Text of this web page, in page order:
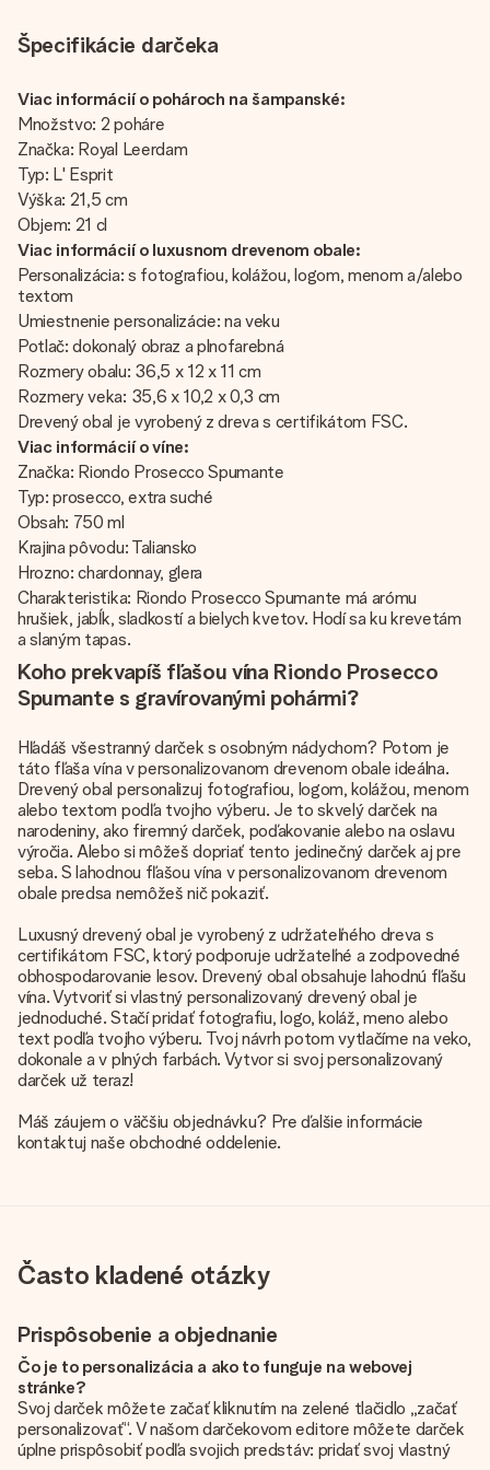
Špecifikácie darčeka
Viac informácií o pohároch na šampanské:
Množstvo: 2 poháre
Značka: Royal Leerdam
Typ: L' Esprit
Výška: 21,5 cm
Objem: 21 cl
Viac informácií o luxusnom drevenom obale:
Personalizácia: s fotografiou, kolážou, logom, menom a/alebo
textom
Umiestnenie personalizácie: na veku
Potlač: dokonalý obraz a plnofarebná
Rozmery obalu: 36,5 x 12 x 11 cm
Rozmery veka: 35,6 x 10,2 x 0,3 cm
Drevený obal je vyrobený z dreva s certifikátom FSC.
Viac informácií o víne:
Značka: Riondo Prosecco Spumante
Typ: prosecco, extra suché
Obsah: 750 ml
Krajina pôvodu: Taliansko
Hrozno: chardonnay, glera
Charakteristika: Riondo Prosecco Spumante má arómu
hrušiek, jabĺk, sladkostí a bielych kvetov. Hodí sa ku krevetám
a slaným tapas.
Koho prekvapíš fľašou vína Riondo Prosecco
Spumante s gravírovanými pohármi?
Hľadáš všestranný darček s osobným nádychom? Potom je
táto fľaša vína v personalizovanom drevenom obale ideálna.
Drevený obal personalizuj fotografiou, logom, kolážou, menom
alebo textom podľa tvojho výberu. Je to skvelý darček na
narodeniny, ako firemný darček, poďakovanie alebo na oslavu
výročia. Alebo si môžeš dopriať tento jedinečný darček aj pre
seba. S lahodnou fľašou vína v personalizovanom drevenom
obale predsa nemôžeš nič pokaziť.
Luxusný drevený obal je vyrobený z udržateľného dreva s
certifikátom FSC, ktorý podporuje udržateľné a zodpovedné
obhospodarovanie lesov. Drevený obal obsahuje lahodnú fľašu
vína. Vytvoriť si vlastný personalizovaný drevený obal je
jednoduché. Stačí pridať fotografiu, logo, koláž, meno alebo
text podľa tvojho výberu. Tvoj návrh potom vytlačíme na veko,
dokonale a v plných farbách. Vytvor si svoj personalizovaný
darček už teraz!
Máš záujem o väčšiu objednávku? Pre ďalšie informácie
kontaktuj naše obchodné oddelenie.
Často kladené otázky
Prispôsobenie a objednanie
Čo je to personalizácia a ako to funguje na webovej
stránke?
Svoj darček môžete začať kliknutím na zelené tlačidlo „začať
personalizovať“. V našom darčekovom editore môžete darček
úplne prispôsobiť podľa svojich predstáv: pridať svoj vlastný